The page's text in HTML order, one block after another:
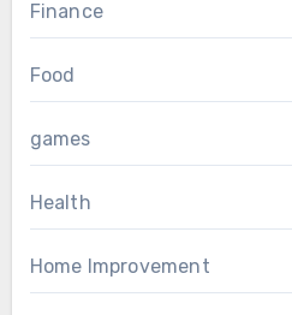
Finance
Food
games
Health
Home Improvement